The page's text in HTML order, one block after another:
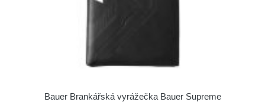
Bauer Brankářská vyrážečka Bauer Supreme